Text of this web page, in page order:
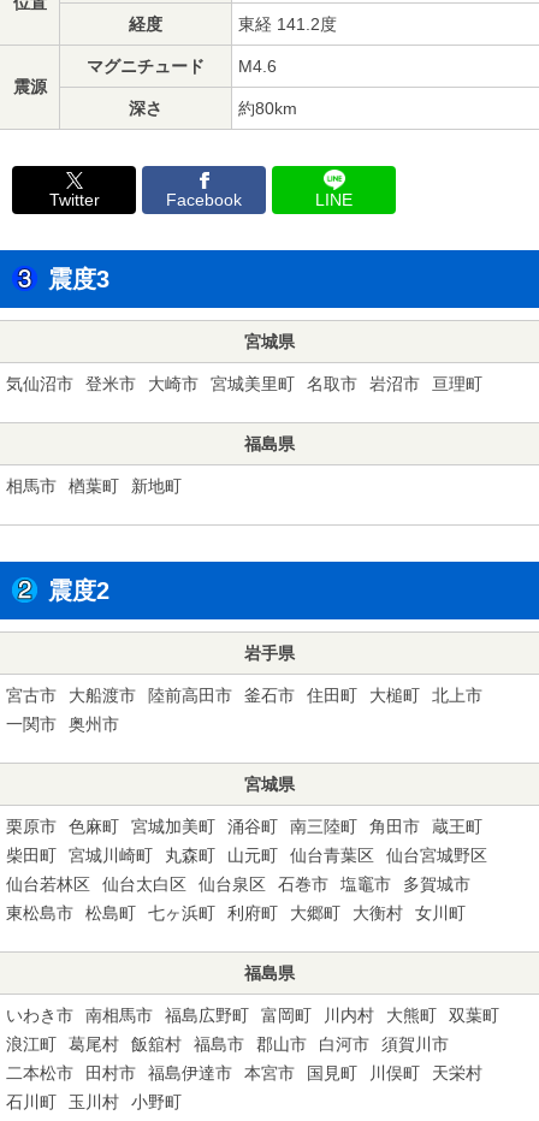
経度 東経 141.2度
震源
マグニチュード M4.6
深さ 約80km
Twitter Facebook LINE
震度3
宮城県
気仙沼市 登米市 大崎市 宮城美里町 名取市 岩沼市 亘理町
福島県
相馬市 楢葉町 新地町
震度2
岩手県
宮古市 大船渡市 陸前高田市 釜石市 住田町 大槌町
北上市
一関市
奥州市
宮城県
栗原市 色麻町 宮城加美町 涌谷町 南三陸町 角田市
蔵王町
柴田町
宮城川崎町 丸森町 山元町 仙台青葉区
仙台宮城野区
仙台若林区
仙台太白区 仙台泉区 石巻市 塩竈市
多賀城市
東松島市
松島町 七ヶ浜町 利府町 大郷町 大衡村 女川町
福島県
いわき市 南相馬市 福島広野町 富岡町 川内村 大熊町
双葉町
浪江町
葛尾村 飯舘村 福島市 郡山市 白河市
須賀川市
二本松市
田村市 福島伊達市 本宮市 国見町 川俣町
天栄村
石川町
玉川村 小野町